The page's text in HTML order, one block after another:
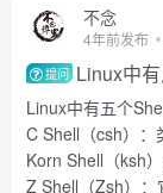
不念
4年前发布
提问 Linux中
Linux中有五个
C Shell（csh）：
Korn Shell（ksh
Z Shell（Zsh）：